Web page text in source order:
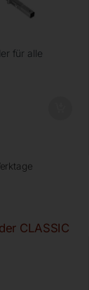
für alle
CLASSIC